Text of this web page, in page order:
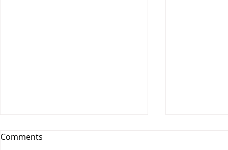
Comments